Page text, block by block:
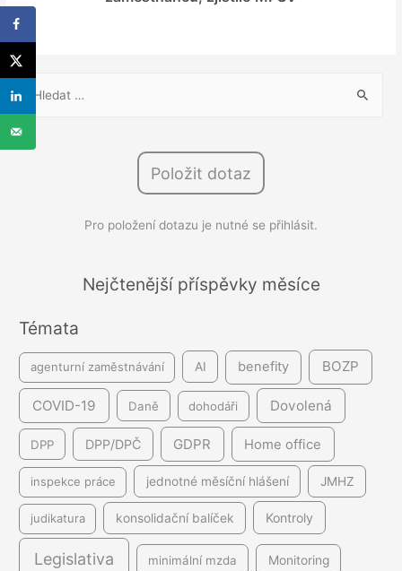
h
í
Položit dotaz
Pro položení dotazu je nutné se přihlásit.
Nejčtenější příspěvky měsíce
Témata
agenturní zaměstnávání AI benefity BOZP
COVID-19 Daně dohodáři Dovolená
DPP DPP/DPČ GDPR Home office
inspekce práce jednotné měsíční hlášení JMHZ
judikatura konsolidační balíček Kontroly
Legislativa minimální mzda Monitoring